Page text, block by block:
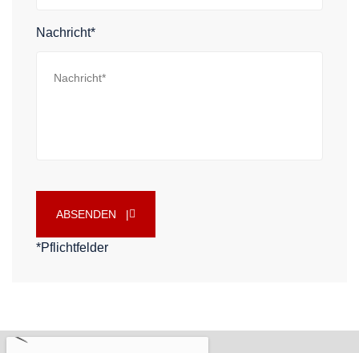
Nachricht*
ABSENDEN |
*Pflichtfelder